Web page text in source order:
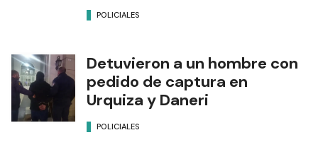
POLICIALES
Detuvieron a un hombre con
pedido de captura en
Urquiza y Daneri
POLICIALES